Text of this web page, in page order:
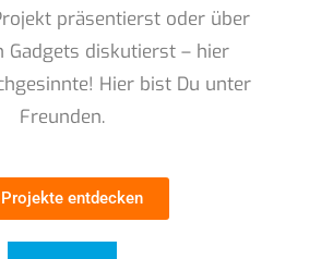
präsentierst oder über
Gadgets diskutierst – hier
Hier bist Du unter
Freunden.
Projekte entdecken